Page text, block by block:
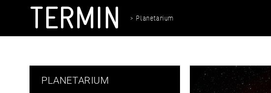
TERMIN > Planetarium
PLANETARIUM